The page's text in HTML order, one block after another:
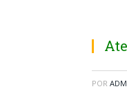
POR